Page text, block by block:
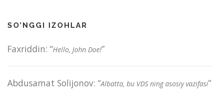
SO’NGGI IZOHLAR
Faxriddin: “Hello, John Doe!”
Abdusamat Solijonov: “Albatta, bu VDS ning asosiy vazifasi”